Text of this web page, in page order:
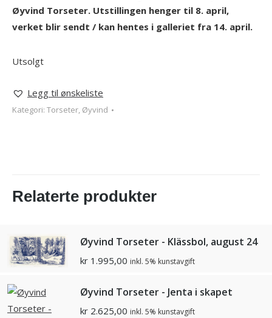
Øyvind Torseter. Utstillingen henger til 8. april,
verket blir sendt / kan hentes i galleriet fra 14. april.
Utsolgt
Legg til ønskeliste
Kategori: Torseter, Øyvind
Relaterte produkter
Øyvind Torseter - Klässbol, august 24
kr 1.995,00 inkl. 5% kunstavgift
Øyvind Torseter - Jenta i skapet
kr 2.625,00 inkl. 5% kunstavgift